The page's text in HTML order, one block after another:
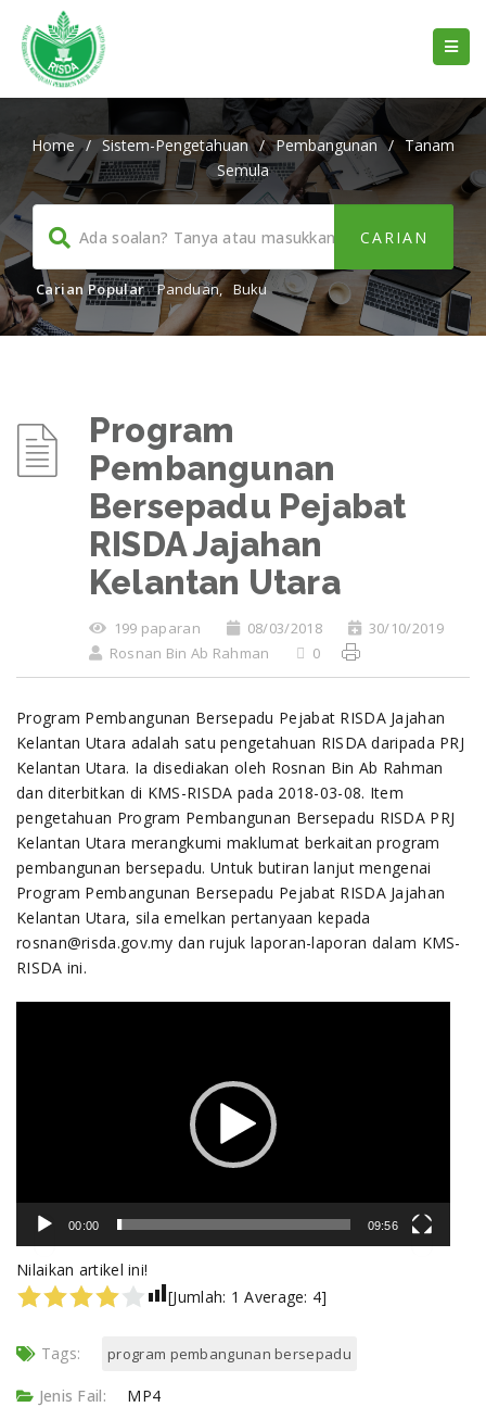
Home / Sistem-Pengetahuan / Pembangunan / Tanam
Semula
Carian Popular Panduan, Buku
Program
Pembangunan
Bersepadu Pejabat
RISDA Jajahan
Kelantan Utara
199 paparan 08/03/2018
30/10/2019
Rosnan Bin Ab Rahman
0
Program Pembangunan Bersepadu Pejabat RISDA Jajahan
Kelantan Utara adalah satu pengetahuan RISDA daripada PRJ
Kelantan Utara. Ia disediakan oleh Rosnan Bin Ab Rahman
dan diterbitkan di KMS-RISDA pada 2018-03-08. Item
pengetahuan Program Pembangunan Bersepadu RISDA PRJ
Kelantan Utara merangkumi maklumat berkaitan program
pembangunan bersepadu. Untuk butiran lanjut mengenai
Program Pembangunan Bersepadu Pejabat RISDA Jajahan
Kelantan Utara, sila emelkan pertanyaan kepada
rosnan@risda.gov.my dan rujuk laporan-laporan dalam KMS-
RISDA ini.
00:00 09:56
Nilaikan artikel ini!
[Jumlah: 1 Average: 4]
Tags: program pembangunan bersepadu
Jenis Fail: MP4